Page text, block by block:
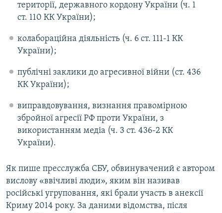
території, державного кордону України (ч. 1
ст. 110 КК України);
колабораційна діяльність (ч. 6 ст. 111-1 КК
України);
публічні заклики до агресивної війни (ст. 436
КК України);
виправдовування, визнання правомірною
збройної агресії РФ проти України, з
використанням медіа (ч. 3 ст. 436-2 КК
України).
Як пише пресслужба СБУ, обвинувачений є автором
вислову «ввічливі люди», яким він називав
російські угруповання, які брали участь в анексії
Криму 2014 року. За даними відомства, після